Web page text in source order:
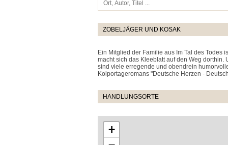
ZOBELJÄGER UND KOSAK
Ein Mitglied der Familie aus Im Tal des
macht sich das Kleeblatt auf den Weg
sind viele erregende und obendrein
Kolportageromans "Deutsche Herzen -
HANDLUNGSORTE
+